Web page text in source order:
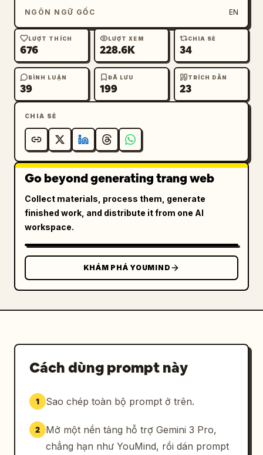
NGÔN NGỮ GỐC EN
LƯỢT THÍCH
676
LƯỢT XEM
228.6K
CHIA SẺ
34
BÌNH LUẬN
39
ĐÃ LƯU
199
TRÍCH DẪN
23
CHIA SẺ
Go beyond generating trang web
Collect materials, process them, generate
finished work, and distribute it from one AI
workspace.
KHÁM PHÁ YOUMIND
Cách dùng prompt này
1 Sao chép toàn bộ prompt ở trên.
2
Mở một nền tảng hỗ trợ Gemini 3 Pro,
chẳng hạn như YouMind, rồi dán prompt